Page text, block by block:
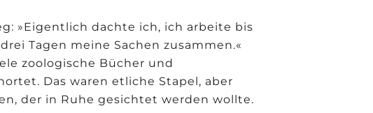
»Eigentlich dachte ich, ich arbeite bis
Tagen meine Sachen zusammen.«
zoologische Bücher und
Das waren etliche Stapel, aber
der in Ruhe gesichtet werden wollte.